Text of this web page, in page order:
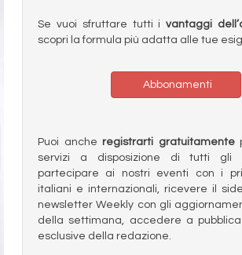
Se vuoi sfruttare tutti ivantaggi
scopri la formula più adatta alle tue
Abbonamenti
Puoi anche registrarti gratuitamente
servizi a disposizione di tutti gli
partecipare ai nostri eventi con i
italiani e internazionali, ricevere il
newsletter Weekly con gli
della settimana, accedere a
esclusive della redazione.